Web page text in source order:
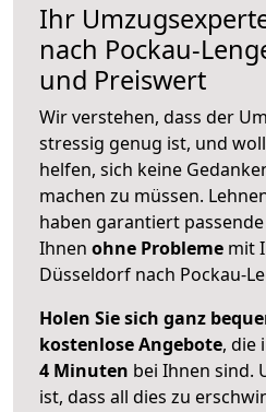
Ihr
nach Pockau-
und Preiswert
Wir verstehen, dass der
stressig genug ist, und
helfen, sich keine
machen zu müssen.
haben garantiert
Ihnen ohne Probleme mit
Düsseldorf nach Pockau-
Holen Sie sich ganz
kostenlose Angebote, die
4 Minuten bei Ihnen sind.
ist, dass all dies zu